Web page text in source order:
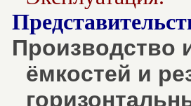
Производство
ёмкостей и